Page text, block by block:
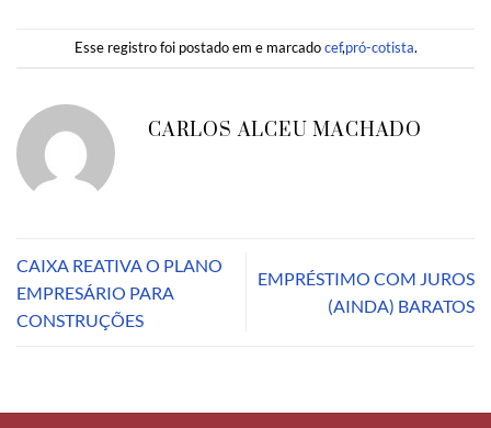
Esse registro foi postado em e marcadocef,pró-cotista.
CARLOS ALCEU MACHADO
CAIXA REATIVA O PLANO
EMPRESÁRIO PARA
CONSTRUÇÕES
EMPRÉSTIMO COM JUROS
(AINDA) BARATOS